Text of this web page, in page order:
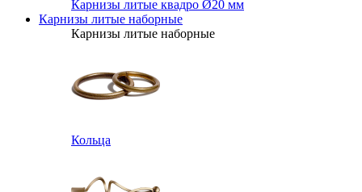
Карнизы литые квадро Ø20 мм
Карнизы литые наборные
Карнизы литые наборные
Кольца